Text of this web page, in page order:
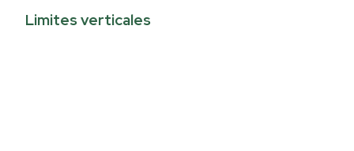
Limites verticales